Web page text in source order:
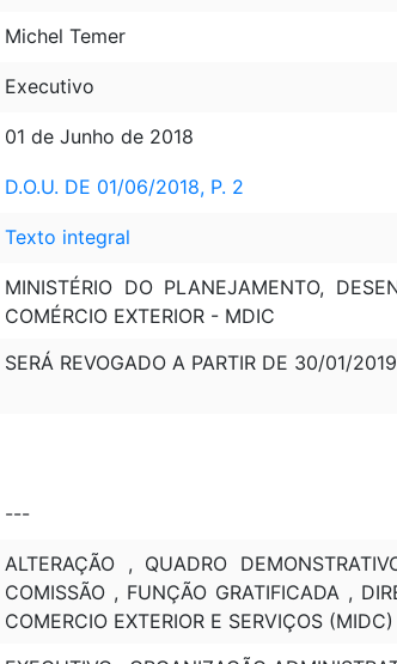
Michel Temer
Executivo
01 de Junho de 2018
D.O.U. DE 01/06/2018, P. 2
Texto integral
MINISTÉRIO DO PLANEJAMENTO,
COMÉRCIO EXTERIOR - MDIC
SERÁ REVOGADO A PARTIR DE 30/01/
---
ALTERAÇÃO , QUADRO
COMISSÃO , FUNÇÃO GRATIFICADA ,
COMERCIO EXTERIOR E SERVIÇOS